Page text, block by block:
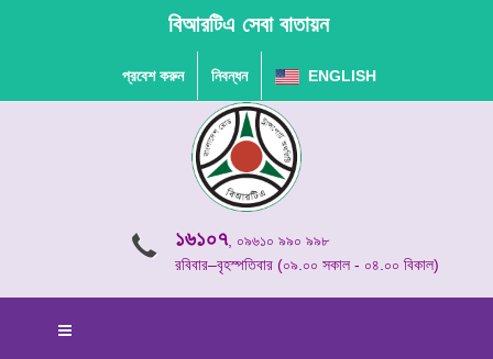
বিআরটিএ সেবা বাতায়ন
প্রবেশ করুন নিবন্ধন ENGLISH
১৬১০৭, ০৯৬১০ ৯৯০ ৯৯৮
রবিবার–বৃহস্পতিবার (০৯.০০ সকাল - ০৪.০০ বিকাল)